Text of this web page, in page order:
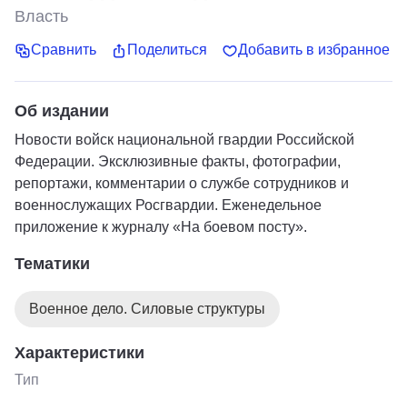
Власть
Сравнить Поделиться Добавить в избранное
Об издании
Новости войск национальной гвардии Российской
Федерации. Эксклюзивные факты, фотографии,
репортажи, комментарии о службе сотрудников и
военнослужащих Росгвардии. Еженедельное
приложение к журналу «На боевом посту».
Тематики
Военное дело. Силовые структуры
Характеристики
Тип